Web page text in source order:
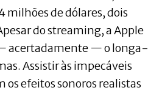
milhões de dólares, dois
do streaming, a Apple
acertadamente — o longa-
Assistir às impecáveis
os efeitos sonoros realistas